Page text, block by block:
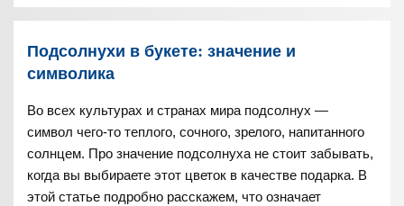
Подсолнухи в букете: значение и
символика
Во всех культурах и странах мира подсолнух —
символ чего-то теплого, сочного, зрелого, напитанного
солнцем. Про значение подсолнуха не стоит забывать,
когда вы выбираете этот цветок в качестве подарка. В
этой статье подробно расскажем, что означает